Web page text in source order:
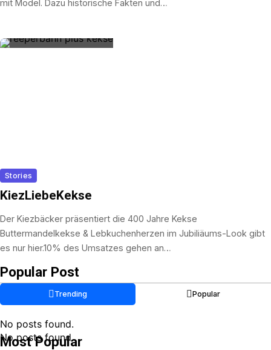
mit Model. Dazu historische Fakten und…
Stories
KiezLiebeKekse
Der Kiezbäcker präsentiert die 400 Jahre Kekse
Buttermandelkekse & Lebkuchenherzen im Jubiliäums-Look gibt
es nur hier.10% des Umsatzes gehen an…
Popular Post
Trending Popular
No posts found.
No posts found.
Most Popular